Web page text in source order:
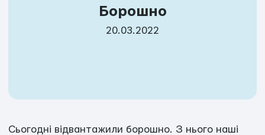
Борошно
20.03.2022
Сьогодні відвантажили борошно. З нього наші